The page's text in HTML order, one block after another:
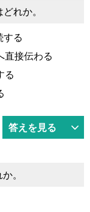
れか。
する
直接伝わる
る
答えを見る
。